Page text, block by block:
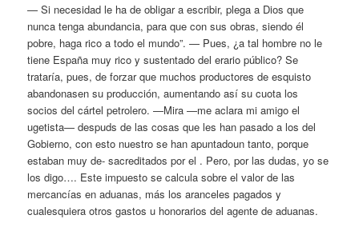
— Si necesidad le ha de obligar a escribir, plega a Dios que
nunca tenga abundancia, para que con sus obras, siendo él
pobre, haga rico a todo el mundo”. — Pues, ¿a tal hombre no le
tiene España muy rico y sustentado del erario público? Se
trataría, pues, de forzar que muchos productores de esquisto
abandonasen su producción, aumentando así su cuota los
socios del cártel petrolero. —Mira —me aclara mi amigo el
ugetista— despuds de las cosas que les han pasado a los del
Gobierno, con esto nuestro se han apuntadoun tanto, porque
estaban muy de- sacreditados por el . Pero, por las dudas, yo se
los digo…. Este impuesto se calcula sobre el valor de las
mercancías en aduanas, más los aranceles pagados y
cualesquiera otros gastos u honorarios del agente de aduanas.